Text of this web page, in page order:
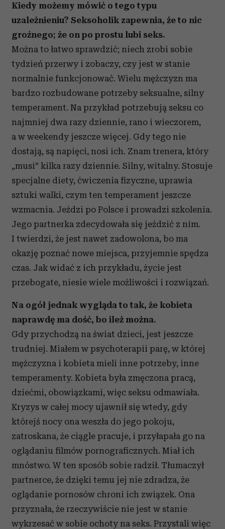
Kiedy możemy mówić o tego typu
uzależnieniu? Seksoholik zapewnia, że to nic
groźnego; że on po prostu lubi seks.
Można to łatwo sprawdzić; niech zrobi sobie
tydzień przerwy i zobaczy, czy jest w stanie
normalnie funkcjonować. Wielu mężczyzn ma
bardzo rozbudowane potrzeby seksualne, silny
temperament. Na przykład potrzebują seksu co
najmniej dwa razy dziennie, rano i wieczorem,
a w weekendy jeszcze więcej. Gdy tego nie
dostają, są napięci, nosi ich. Znam trenera, który
„musi” kilka razy dziennie. Silny, witalny. Stosuje
specjalne diety, ćwiczenia fizyczne, uprawia
sztuki walki, czym ten temperament jeszcze
wzmacnia. Jeździ po Polsce i prowadzi szkolenia.
Jego partnerka zdecydowała się jeździć z nim.
I twierdzi, że jest nawet zadowolona, bo ma
okazję poznać nowe miejsca, przyjemnie spędza
czas. Jak widać z ich przykładu, życie jest
przebogate, niesie wiele możliwości i rozwiązań.
Na ogół jednak wygląda to tak, że kobieta
naprawdę ma dość, bo ileż można.
Gdy przychodzą na świat dzieci, jest jeszcze
trudniej. Miałem w psychoterapii parę, w której
mężczyzna i kobieta mieli inne potrzeby, inne
temperamenty. Kobieta była zmęczona pracą,
dziećmi, obowiązkami, więc seksu odmawiała.
Kryzys w całej mocy ujawnił się wtedy, gdy
którejś nocy ona weszła do jego pokoju,
zatroskana, że ciągle pracuje, i przyłapała go na
oglądaniu filmów pornograficznych. Miał ich
mnóstwo. W ten sposób sobie radził. Tłumaczył
partnerce, że dzięki temu jej nie zdradza, że
oglądanie pornosów chroni ich związek. Ona
przyznała, że rzeczywiście nie jest w stanie
wykrzesać w sobie ochoty na seks. Przystali więc